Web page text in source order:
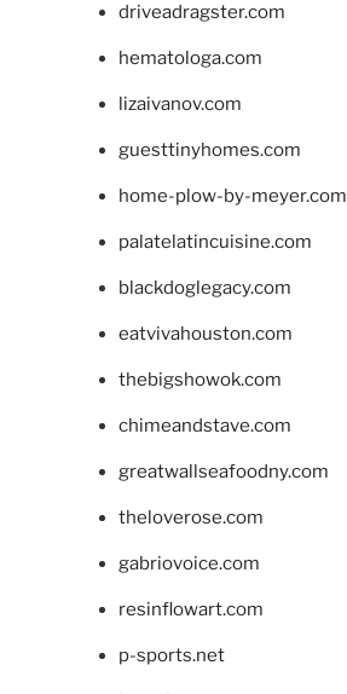
driveadragster.com
hematologa.com
lizaivanov.com
guesttinyhomes.com
home-plow-by-meyer.com
palatelatincuisine.com
blackdoglegacy.com
eatvivahouston.com
thebigshowok.com
chimeandstave.com
greatwallseafoodny.com
theloverose.com
gabriovoice.com
resinflowart.com
p-sports.net